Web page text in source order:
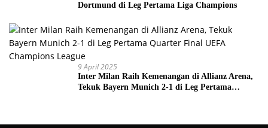
Dortmund di Leg Pertama Liga Champions
9 April 2025
Inter Milan Raih Kemenangan di Allianz Arena,
Tekuk Bayern Munich 2-1 di Leg Pertama